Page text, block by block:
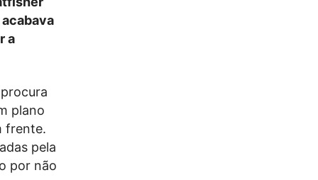
a
plano
frente.
pela
por não